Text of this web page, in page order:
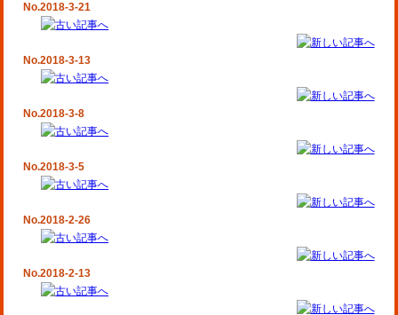
No.2018-3-21
No.2018-3-13
No.2018-3-8
No.2018-3-5
No.2018-2-26
No.2018-2-13